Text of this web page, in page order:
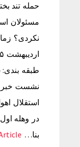
حمله تند
مسئولان
طبقه بندی:
نشست خبری
استقلال
در وهله
بنا… →